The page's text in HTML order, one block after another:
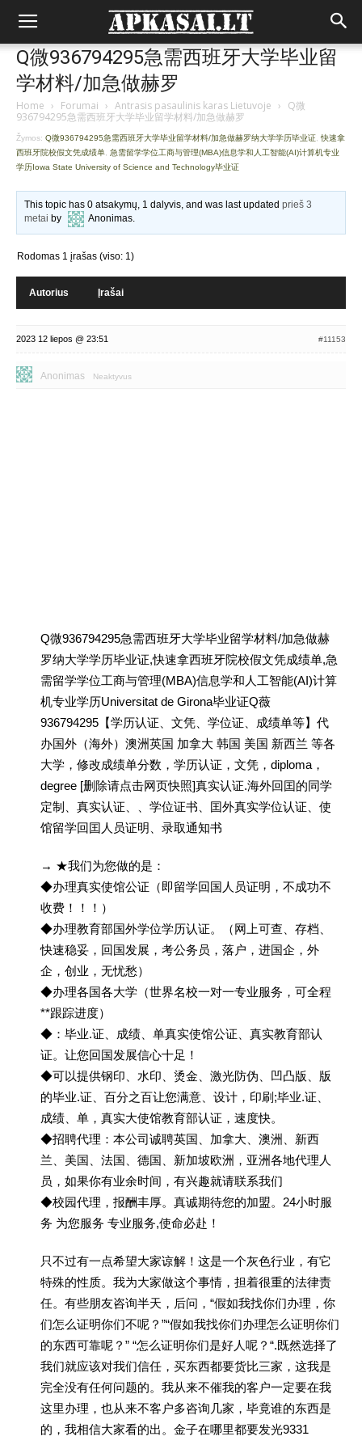
Q微936794295急需西班牙大学毕业留
学材料/加急做赫罗
Home › Forumai › Antrasis pasaulinis karas Lietuvoje › Q微
936794295急需西班牙大学毕业留学材料/加急做赫罗
Žymos: Q微936794295急需西班牙大学毕业留学材料/加急做赫罗纳大学学历毕业证 快速拿
西班牙院校假文凭成绩单 急需留学学位工商与管理(MBA)信息学和人工智能(AI)计算机专业
学历Iowa State University of Science and Technology毕业证
This topic has 0 atsakymų, 1 dalyvis, and was last updatedprieš 3
metai by Anonimas.
Rodomas 1 įrašas (viso: 1)
Autorius Įrašai
2023 12 liepos @ 23:51 #11153
Anonimas Neaktyvus
Q微936794295急需西班牙大学毕业留学材料/加急做赫
罗纳大学学历毕业证,快速拿西班牙院校假文凭成绩单,急
需留学学位工商与管理(MBA)信息学和人工智能(AI)计算
机专业学历Universitat de Girona毕业证Q薇
936794295【学历认证、文凭、学位证、成绩单等】代
办国外（海外）澳洲英国 加拿大 韩国 美国 新西兰 等各
大学，修改成绩单分数，学历认证，文凭，diploma，
degree [删除请点击网页快照]真实认证.海外回囯的同学
定制、真实认证、、学位证书、囯外真实学位认证、使
馆留学回囯人员证明、录取通知书
→ ★我们为您做的是：
◆办理真实使馆公证（即留学回国人员证明，不成功不
收费！！！）
◆办理教育部国外学位学历认证。（网上可查、存档、
快速稳妥，回国发展，考公务员，落户，进国企，外
企，创业，无忧愁）
◆办理各国各大学（世界名校一对一专业服务，可全程
**跟踪进度）
◆：毕业.证、成绩、单真实使馆公证、真实教育部认
证。让您回国发展信心十足！
◆可以提供钢印、水印、烫金、激光防伪、凹凸版、版
的毕业.证、百分之百让您满意、设计，印刷;毕业.证、
成绩、单，真实大使馆教育部认证，速度快。
◆招聘代理：本公司诚聘英国、加拿大、澳洲、新西
兰、美国、法国、德国、新加坡欧洲，亚洲各地代理人
员，如果你有业余时间，有兴趣就请联系我们
◆校园代理，报酬丰厚。真诚期待您的加盟。24小时服
务 为您服务 专业服务,使命必赴！
只不过有一点希望大家谅解！这是一个灰色行业，有它
特殊的性质。我为大家做这个事情，担着很重的法律责
任。有些朋友咨询半天，后问，“假如我找你们办理，你
们怎么证明你们不呢？”“假如我找你们办理怎么证明你们
的东西可靠呢？” “怎么证明你们是好人呢？“.既然选择了
我们就应该对我们信任，买东西都要货比三家，这我是
完全没有任何问题的。我从来不催我的客户一定要在我
这里办理，也从来不客户多咨询几家，毕竟谁的东西是
的，我相信大家看的出。金子在哪里都要发光9331